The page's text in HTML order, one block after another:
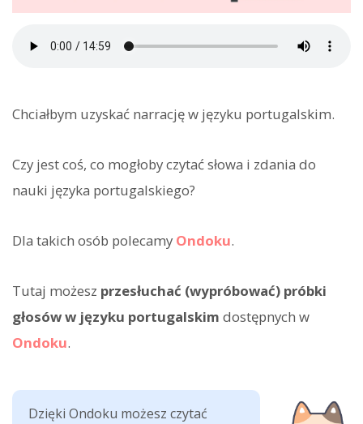
Chciałbym uzyskać narrację w języku portugalskim.
Czy jest coś, co mogłoby czytać słowa i zdania do
nauki języka portugalskiego?
Dla takich osób polecamy Ondoku.
Tutaj możesz przesłuchać (wypróbować) próbki
głosów w języku portugalskim dostępnych w
Ondoku.
Dzięki Ondoku możesz czytać